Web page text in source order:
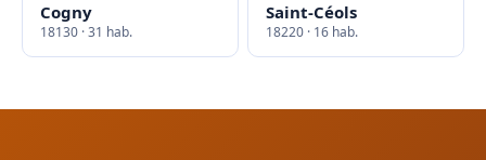
Cogny
18130 · 31 hab.
Saint-Céols
18220 · 16 hab.